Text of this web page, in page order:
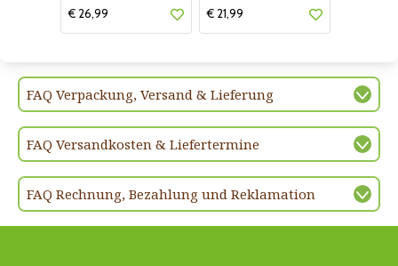
€ 26,99
€ 21,99
FAQ Verpackung, Versand & Lieferung
FAQ Versandkosten & Liefertermine
FAQ Rechnung, Bezahlung und Reklamation